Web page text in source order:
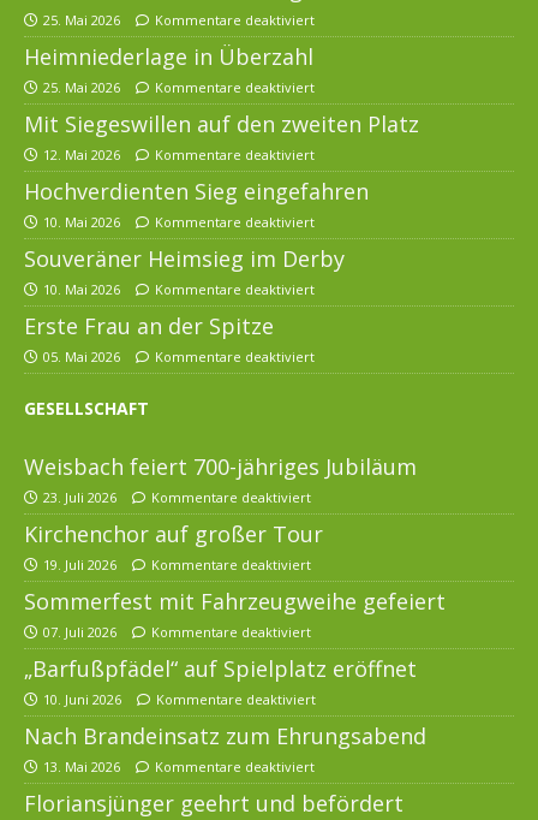
25. Mai 2026 Kommentare deaktiviert
Heimniederlage in Überzahl
25. Mai 2026 Kommentare deaktiviert
Mit Siegeswillen auf den zweiten Platz
12. Mai 2026 Kommentare deaktiviert
Hochverdienten Sieg eingefahren
10. Mai 2026 Kommentare deaktiviert
Souveräner Heimsieg im Derby
10. Mai 2026 Kommentare deaktiviert
Erste Frau an der Spitze
05. Mai 2026 Kommentare deaktiviert
GESELLSCHAFT
Weisbach feiert 700-jähriges Jubiläum
23. Juli 2026 Kommentare deaktiviert
Kirchenchor auf großer Tour
19. Juli 2026 Kommentare deaktiviert
Sommerfest mit Fahrzeugweihe gefeiert
07. Juli 2026 Kommentare deaktiviert
„Barfußpfädel“ auf Spielplatz eröffnet
10. Juni 2026 Kommentare deaktiviert
Nach Brandeinsatz zum Ehrungsabend
13. Mai 2026 Kommentare deaktiviert
Floriansjünger geehrt und befördert